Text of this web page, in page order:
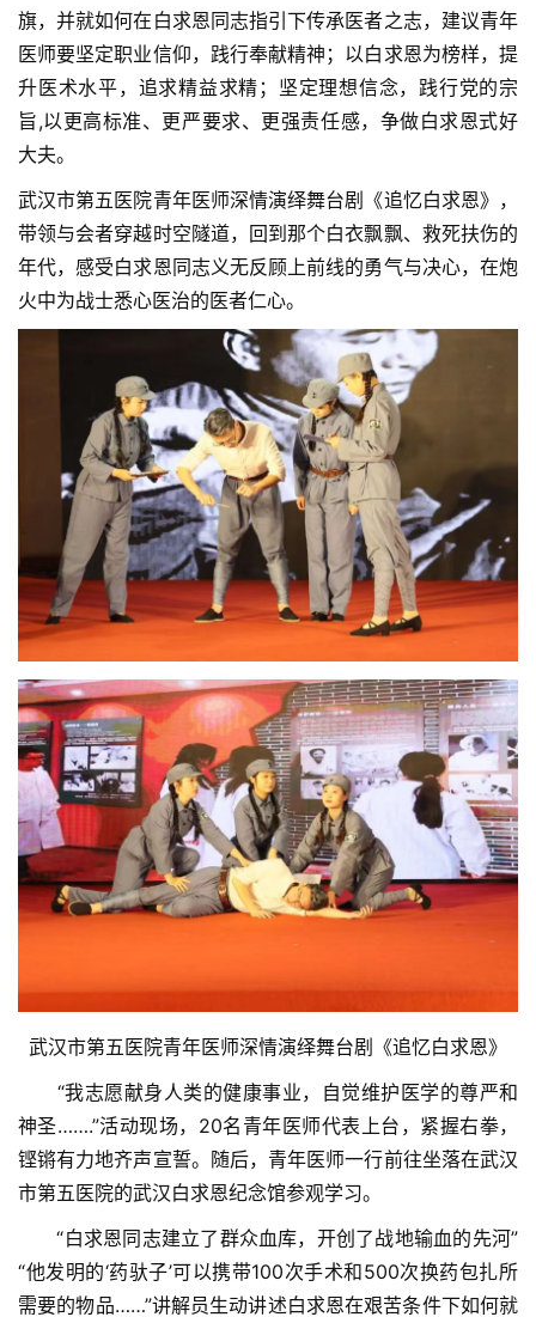
首
页
协
介
绍
工
作
织
建
旗，并就如何在白求恩同志指引下传承医者之志，建议青年
医师要坚定职业信仰，践行奉献精神；以白求恩为榜样，提
升医术水平，追求精益求精；坚定理想信念，践行党的宗
旨,以更高标准、更严要求、更强责任感，争做白求恩式好
大夫。
武汉市第五医院青年医师深情演绎舞台剧《追忆白求恩》，
带领与会者穿越时空隧道，回到那个白衣飘飘、救死扶伤的
年代，感受白求恩同志义无反顾上前线的勇气与决心，在炮
火中为战士悉心医治的医者仁心。
武汉市第五医院青年医师深情演绎舞台剧《追忆白求恩》
“我志愿献身人类的健康事业，自觉维护医学的尊严和
神圣…….”活动现场，20名青年医师代表上台，紧握右拳，
铿锵有力地齐声宣誓。随后，青年医师一行前往坐落在武汉
市第五医院的武汉白求恩纪念馆参观学习。
“白求恩同志建立了群众血库，开创了战地输血的先河”
“他发明的‘药驮子’可以携带100次手术和500次换药包扎所
需要的物品……”讲解员生动讲述白求恩在艰苦条件下如何就